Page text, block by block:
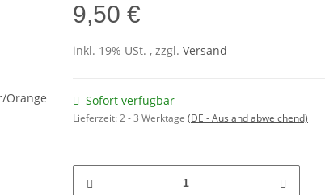
9,50 €
inkl. 19% USt. , zzgl. Versand
Sofort verfügbar
Lieferzeit:2 - 3 Werktage (DE - Ausland abweichend)